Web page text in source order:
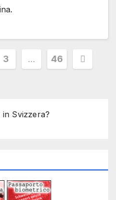
3 … 46
Svizzera?